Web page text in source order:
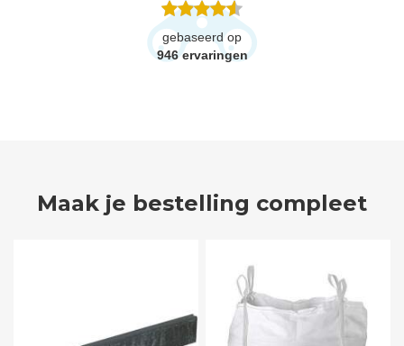
gebaseerd op
946 ervaringen
Maak je bestelling compleet